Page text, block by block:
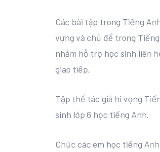
Các bài tập trong Tiếng
vựng và chủ để trong
nhằm hỗ trợ học sinh liên
giao tiếp.
Tập thể tác giả hi vọng
sinh lớp 6 học tiếng Anh.
Chúc các em học tiếng